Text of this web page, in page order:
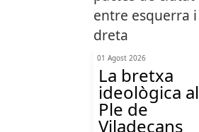
01 Agost 2026
La bretxa
ideològica al
Ple de
Viladecans